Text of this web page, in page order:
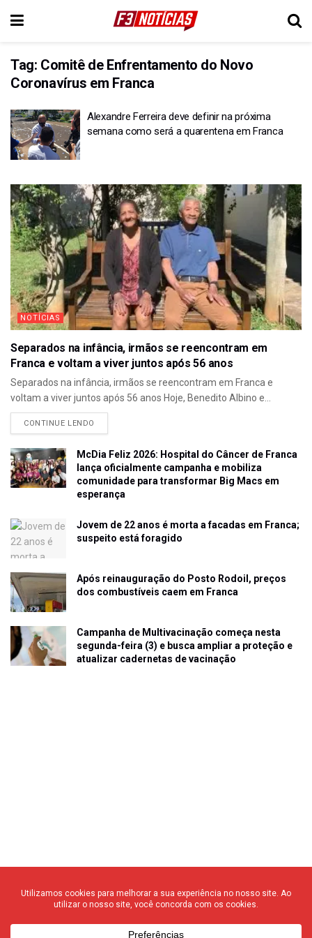
Tag: Comitê de Enfrentamento do Novo
Coronavírus em Franca
Alexandre Ferreira deve definir na próxima
semana como será a quarentena em Franca
NOTÍCIAS
Separados na infância, irmãos se reencontram em
Franca e voltam a viver juntos após 56 anos
Separados na infância, irmãos se reencontram em Franca e
voltam a viver juntos após 56 anos Hoje, Benedito Albino e...
CONTINUE LENDO
McDia Feliz 2026: Hospital do Câncer de Franca
lança oficialmente campanha e mobiliza
comunidade para transformar Big Macs em
esperança
Jovem de 22 anos é morta a facadas em Franca;
suspeito está foragido
Após reinauguração do Posto Rodoil, preços
dos combustíveis caem em Franca
Campanha de Multivacinação começa nesta
segunda-feira (3) e busca ampliar a proteção e
atualizar cadernetas de vacinação